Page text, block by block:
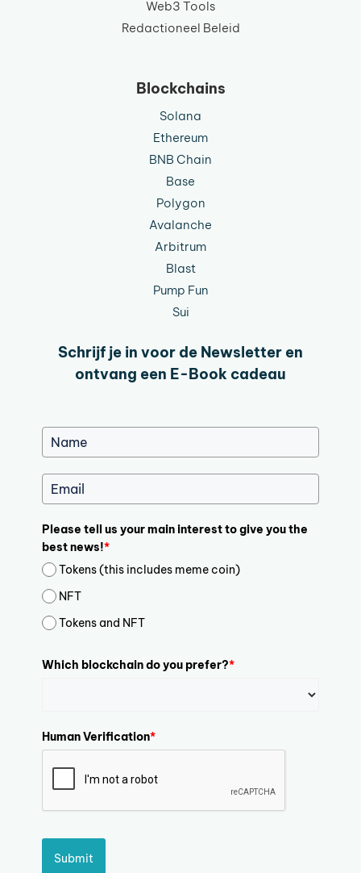
Web3 Tools
Redactioneel Beleid
Blockchains
Solana
Ethereum
BNB Chain
Base
Polygon
Avalanche
Arbitrum
Blast
Pump Fun
Sui
Schrijf je in voor de Newsletter en
ontvang een E-Book cadeau
Please tell us your main interest to give you the
best news!*
Tokens (this includes meme coin)
NFT
Tokens and NFT
Which blockchain do you prefer?*
Human Verification*
Submit